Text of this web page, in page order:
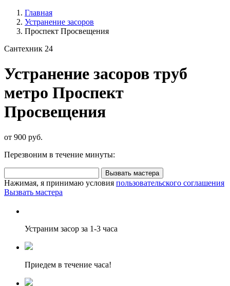
Главная
Устранение засоров
Проспект Просвещения
Сантехник 24
Устранение засоров труб
метро Проспект
Просвещения
от 900 руб.
Перезвоним в течение минуты:
Вызвать мастера
Нажимая, я принимаю условия пользовательского соглашения
Вызвать мастера
Устраним засор за 1-3 часа
Приедем в течение часа!